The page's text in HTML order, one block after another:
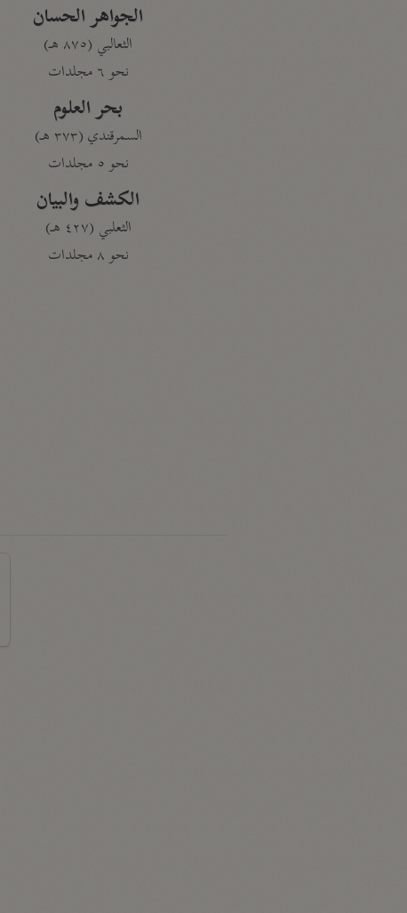
الجواهر الحسان
الثعالبي (٨٧٥ هـ)
نحو ٦ مجلدات
بحر العلوم
السمرقندي (٣٧٣ هـ)
نحو ٥ مجلدات
الكشف والبيان
الثعلبي (٤٢٧ هـ)
نحو ٨ مجلدات